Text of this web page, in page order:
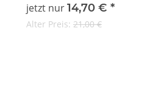
jetzt nur14,70 € *
Alter Preis: 21,00 €